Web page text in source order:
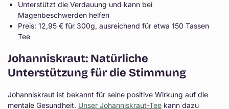
Unterstützt die Verdauung und kann bei
Magenbeschwerden helfen
Preis: 12,95 € für 300g, ausreichend für etwa 150 Tassen
Tee
Johanniskraut: Natürliche
Unterstützung für die Stimmung
Johanniskraut ist bekannt für seine positive Wirkung auf die
mentale Gesundheit. Unser Johanniskraut-Tee kann dazu